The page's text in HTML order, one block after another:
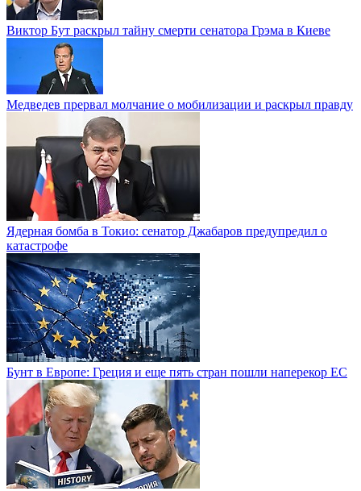
Виктор Бут раскрыл тайну смерти сенатора Грэма в Киеве
Медведев прервал молчание о мобилизации и раскрыл правду
Ядерная бомба в Токио: сенатор Джабаров предупредил о
катастрофе
Бунт в Европе: Греция и еще пять стран пошли наперекор ЕС